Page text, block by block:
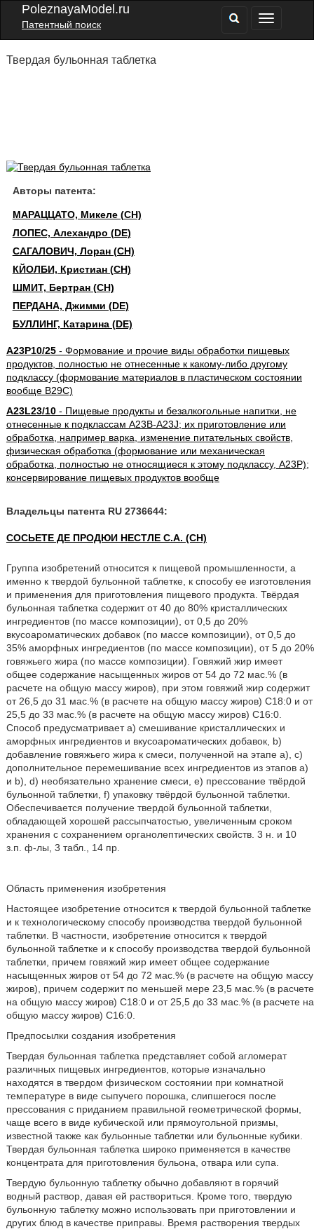
PoleznayaModel.ru
Патентный поиск
Твердая бульонная таблетка
Авторы патента:
МАРАЦЦАТО, Микеле (CH)
ЛОПЕС, Алехандро (DE)
САГАЛОВИЧ, Лоран (CH)
КЙОЛБИ, Кристиан (CH)
ШМИТ, Бертран (CH)
ПЕРДАНА, Джимми (DE)
БУЛЛИНГ, Катарина (DE)
A23P10/25- Формование и прочие виды обработки пищевых
продуктов, полностью не отнесенные к какому-либо другому
подклассу (формование материалов в пластическом состоянии
вообще B29C)
A23L23/10- Пищевые продукты и безалкогольные напитки, не
отнесенные к подклассам A23B-A23J; их приготовление или
обработка, например варка, изменение питательных свойств,
физическая обработка (формование или механическая
обработка, полностью не относящиеся к этому подклассу, A23P);
консервирование пищевых продуктов вообще
Владельцы патента RU 2736644:
СОСЬЕТЕ ДЕ ПРОДЮИ НЕСТЛЕ С.А. (CH)
Группа изобретений относится к пищевой промышленности, а
именно к твердой бульонной таблетке, к способу ее изготовления
и применения для приготовления пищевого продукта. Твёрдая
бульонная таблетка содержит от 40 до 80% кристаллических
ингредиентов (по массе композиции), от 0,5 до 20%
вкусоароматических добавок (по массе композиции), от 0,5 до
35% аморфных ингредиентов (по массе композиции), от 5 до 20%
говяжьего жира (по массе композиции). Говяжий жир имеет
общее содержание насыщенных жиров от 54 до 72 мас.% (в
расчете на общую массу жиров), при этом говяжий жир содержит
от 26,5 до 31 мас.% (в расчете на общую массу жиров) C18:0 и от
25,5 до 33 мас.% (в расчете на общую массу жиров) C16:0.
Способ предусматривает а) смешивание кристаллических и
аморфных ингредиентов и вкусоароматических добавок, b)
добавление говяжьего жира к смеси, полученной на этапе a), c)
дополнительное перемешивание всех ингредиентов из этапов a)
и b), d) необязательно хранение смеси, e) прессование твёрдой
бульонной таблетки, f) упаковку твёрдой бульонной таблетки.
Обеспечивается получение твердой бульонной таблетки,
обладающей хорошей рассыпчатостью, увеличенным сроком
хранения с сохранением органолептических свойств. 3 н. и 10
з.п. ф-лы, 3 табл., 14 пр.
Область применения изобретения
Настоящее изобретение относится к твердой бульонной таблетке
и к технологическому способу производства твердой бульонной
таблетки. В частности, изобретение относится к твердой
бульонной таблетке и к способу производства твердой бульонной
таблетки, причем говяжий жир имеет общее содержание
насыщенных жиров от 54 до 72 мас.% (в расчете на общую массу
жиров), причем содержит по меньшей мере 23,5 мас.% (в расчете
на общую массу жиров) C18:0 и от 25,5 до 33 мас.% (в расчете на
общую массу жиров) C16:0.
Предпосылки создания изобретения
Твердая бульонная таблетка представляет собой агломерат
различных пищевых ингредиентов, которые изначально
находятся в твердом физическом состоянии при комнатной
температуре в виде сыпучего порошка, слипшегося после
прессования с приданием правильной геометрической формы,
чаще всего в виде кубической или прямоугольной призмы,
известной также как бульонные таблетки или бульонные кубики.
Твердая бульонная таблетка широко применяется в качестве
концентрата для приготовления бульона, отвара или супа.
Твердую бульонную таблетку обычно добавляют в горячий
водный раствор, давая ей раствориться. Кроме того, твердую
бульонную таблетку можно использовать при приготовлении и
других блюд в качестве приправы. Время растворения твердых